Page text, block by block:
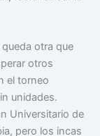
otra que
otros
el torneo
unidades.
Universitario de
pero los incas